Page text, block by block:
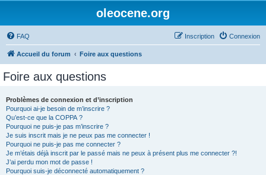
oleocene.org
FAQ Connexion
Inscription
Accueil du forum Foire aux questions
Foire aux questions
Problèmes de connexion et d’inscription
Pourquoi ai-je besoin de m’inscrire ?
Qu’est-ce que la COPPA ?
Pourquoi ne puis-je pas m’inscrire ?
Je suis inscrit mais je ne peux pas me connecter !
Pourquoi ne puis-je pas me connecter ?
Je m’étais déjà inscrit par le passé mais ne peux à présent plus me connecter ?!
J’ai perdu mon mot de passe !
Pourquoi suis-je déconnecté automatiquement ?